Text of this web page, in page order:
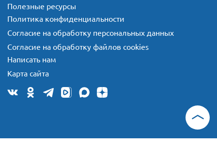
Полезные ресурсы
Политика конфиденциальности
Согласие на обработку персональных данных
Согласие на обработку файлов cookies
Написать нам
Карта сайта